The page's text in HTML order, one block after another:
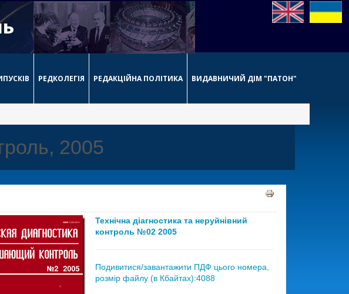
РЕДКОЛЕГІЯ РЕДАКЦІЙНА ПОЛІТИКА ВИДАВНИЧИЙ ДІМ "ПАТОН"
2005
Технічна діагностика та неруйнівний
контроль №02 2005
Подивитися/завантажити ПДФ цього номера,
розмір файлу (в Кбайтах):4088